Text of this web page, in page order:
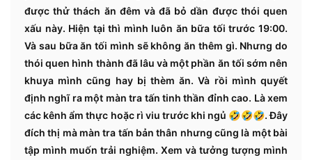
được thử thách ăn đêm và đã bỏ dần được thói quen
xấu này. Hiện tại thì mình luôn ăn bữa tối trước 19:00.
Và sau bữa ăn tối mình sẽ không ăn thêm gì. Nhưng do
thói quen hình thành đã lâu và một phần ăn tối sớm nên
khuya mình cũng hay bị thèm ăn. Và rồi mình quyết
định nghĩ ra một màn tra tấn tinh thần đỉnh cao. Là xem
các kênh ẩm thực hoặc rì viu trước khi ngủ 🤣🤣🤣. Đây
đích thị mà màn tra tấn bản thân nhưng cũng là một bài
tập mình muốn trải nghiệm. Xem và tưởng tượng mình